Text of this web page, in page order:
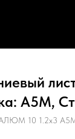
А5М,
10 1.2х3